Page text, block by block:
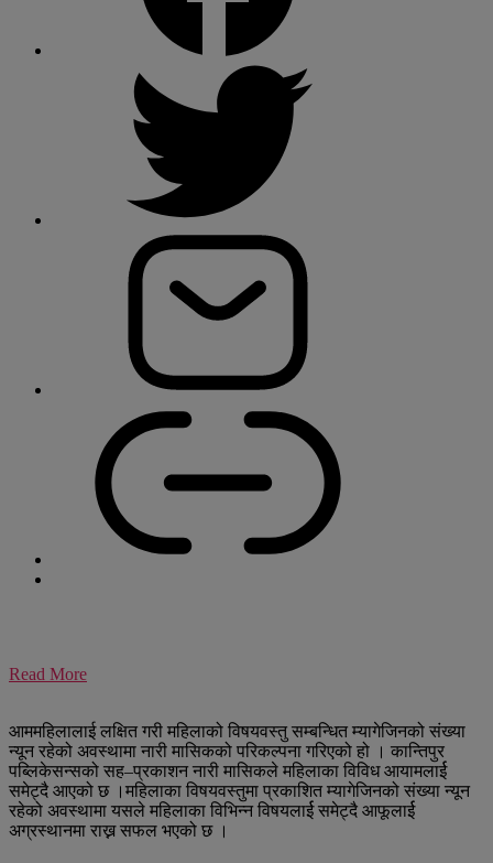
Read More
आममहिलालाई लक्षित गरी महिलाको विषयवस्तु सम्बन्धित म्यागेजिनको संख्या
न्यून रहेको अवस्थामा नारी मासिकको परिकल्पना गरिएको हो । कान्तिपुर
पब्लिकेसन्सको सह–प्रकाशन नारी मासिकले महिलाका विविध आयामलार्ई
समेट्दै आएको छ ।महिलाका विषयवस्तुमा प्रकाशित म्यागेजिनको संख्या न्यून
रहेको अवस्थामा यसले महिलाका विभिन्न विषयलार्ई समेट्दै आफूलार्ई
अग्रस्थानमा राख्न सफल भएको छ ।